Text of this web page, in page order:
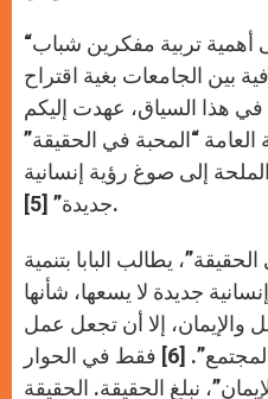
“أرغب في التشديد على أهمية تربية مفكرين شباب
بين الجامعات بغية اقتراح
في هذا السياق، عهدت إليكم
العامة “المحبة في الحقيقة”
إلى صوغ رؤية إنسانية
جديدة” [5].
يطالب البابا بتنمية
جديدة لا يسعها، شأنها
والإيمان، إلا أن تجعل عمل
المحبة أكثر فعالية ضمن المجتمع”. [6] فقط في الحوار
نبلغ الحقيقة. الحقيقة